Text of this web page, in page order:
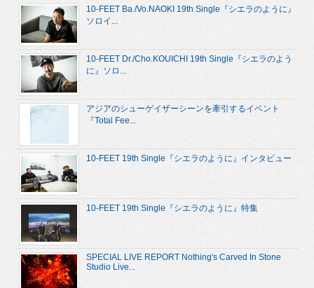
10-FEET Ba./Vo.NAOKI 19th Single『シエラのように』
ソロイ...
10-FEET Dr./Cho.KOUICHI 19th Single『シエラのよう
に』ソロ...
アジアのシューゲイザーシーンを牽引するイベント
『Total Fee...
10-FEET 19th Single『シエラのように』インタビュー
10-FEET 19th Single『シエラのように』特集
SPECIAL LIVE REPORT Nothing's Carved In Stone
Studio Live...